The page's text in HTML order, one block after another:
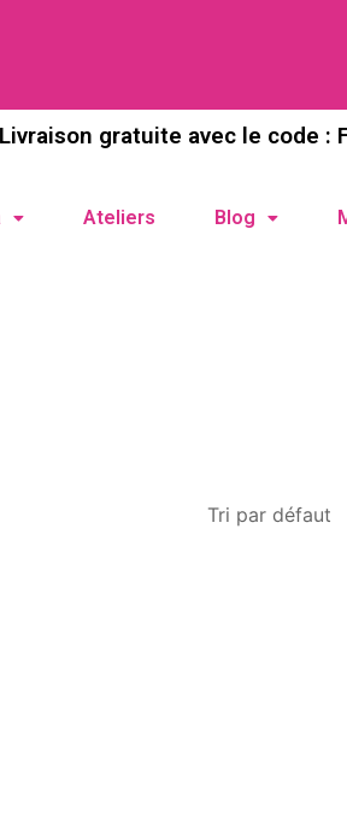
Livraison gratuite avec le code :
Ateliers Blog